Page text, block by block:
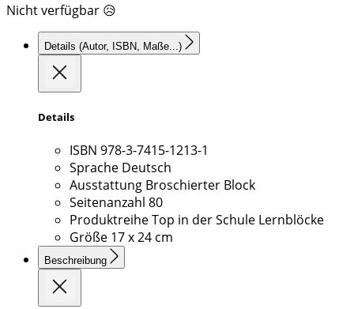
Nicht verfügbar 😥
Details (Autor, ISBN, Maße...)
Details
ISBN 978-3-7415-1213-1
Sprache Deutsch
Ausstattung Broschierter Block
Seitenanzahl 80
ProduktreiheTop in der Schule Lernblöcke
Größe 17 x 24 cm
Beschreibung